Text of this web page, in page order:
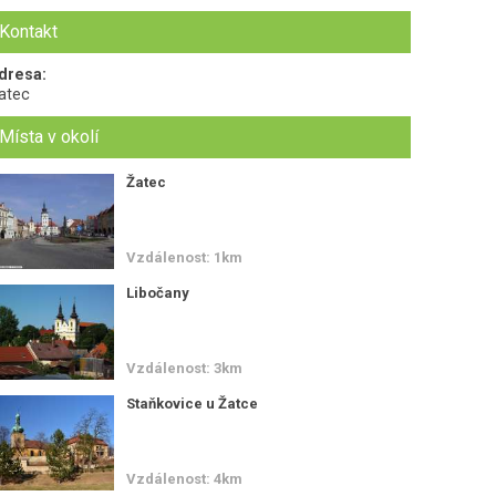
v okolí
Žatec
Vzdálenost: 1km
Libočany
Vzdálenost: 3km
Staňkovice u Žatce
Vzdálenost: 4km